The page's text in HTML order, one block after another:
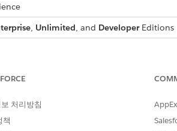
, Unlimited, and DeveloperEditions
image field:
your custom image field, and go to the
처리방침
책